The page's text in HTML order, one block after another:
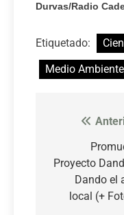
Durvas/Radio
Etiquetado:
Medio Ambiente
entradas
Proyecto
Dando el
local (+